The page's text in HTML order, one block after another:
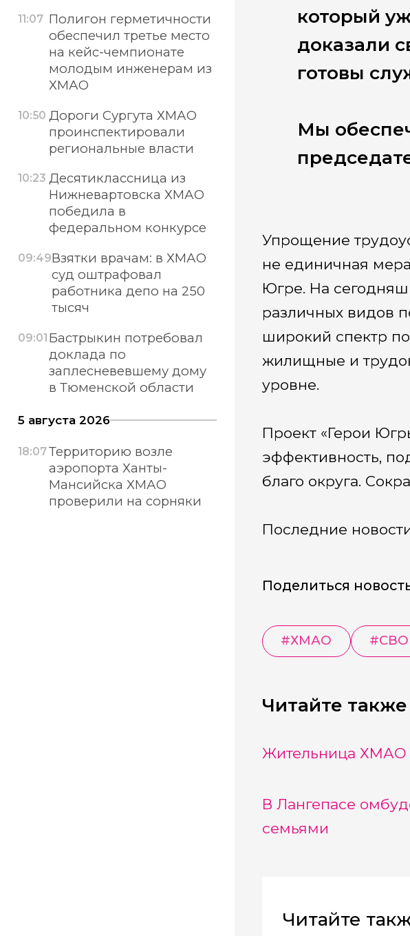
который
доказали
готовы
Мы
Упрощение
не единичная
Югре. На
различных видов
широкий спектр
жилищные и
уровне.
Проект «Герои
эффективность,
благо округа.
Последние
Поделиться
#ХМАО #СВО
Читайте также
Жительница ХМАО
В Лангепасе
семьями
Читайте
11:07 Полигон герметичности
обеспечил третье место
на кейс-чемпионате
молодым инженерам из
ХМАО
10:50 Дороги Сургута ХМАО
проинспектировали
региональные власти
10:23 Десятиклассница из
Нижневартовска ХМАО
победила в
федеральном конкурсе
09:49Взятки врачам: в ХМАО
суд оштрафовал
работника депо на 250
тысяч
09:01 Бастрыкин потребовал
доклада по
заплесневевшему дому
в Тюменской области
5 августа 2026
18:07Территорию возле
аэропорта Ханты-
Мансийска ХМАО
проверили на сорняки